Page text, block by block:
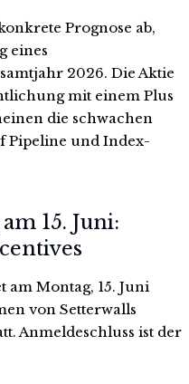
Prognose ab,
eines
2026. Die Aktie
mit einem Plus
die schwachen
Pipeline und Index-
15. Juni:
Montag, 15. Juni
von Setterwalls
Anmeldeschluss ist der